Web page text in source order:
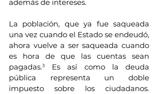
además de intereses.
La población, que ya fue saqueada
una vez cuando el Estado se endeudó,
ahora vuelve a ser saqueada cuando
es hora de que las cuentas sean
pagadas.³ Es así como la deuda
pública representa un doble
impuesto sobre los ciudadanos.